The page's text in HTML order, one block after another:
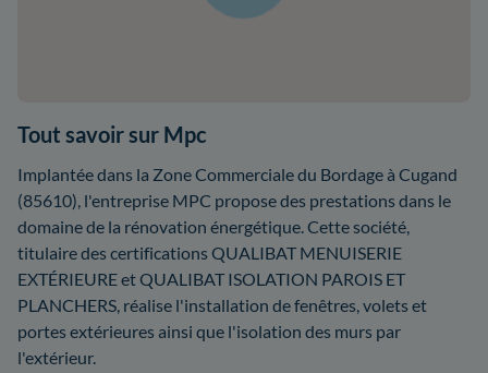
Tout savoir sur Mpc
Implantée dans la Zone Commerciale du Bordage à Cugand
(85610), l'entreprise MPC propose des prestations dans le
domaine de la rénovation énergétique. Cette société,
titulaire des certifications QUALIBAT MENUISERIE
EXTÉRIEURE et QUALIBAT ISOLATION PAROIS ET
PLANCHERS, réalise l'installation de fenêtres, volets et
portes extérieures ainsi que l'isolation des murs par
l'extérieur.